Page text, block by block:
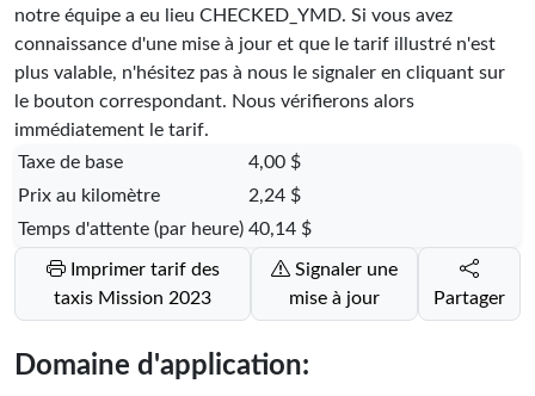
notre équipe a eu lieu CHECKED_YMD. Si vous avez
connaissance d'une mise à jour et que le tarif illustré n'est
plus valable, n'hésitez pas à nous le signaler en cliquant sur
le bouton correspondant. Nous vérifierons alors
immédiatement le tarif.
Taxe de base
4,00 $
Prix au kilomètre
2,24 $
Temps d'attente (par heure) 40,14 $
Imprimer tarif des
taxis Mission 2023
Signaler une
mise à jour
Partager
Domaine d'application: